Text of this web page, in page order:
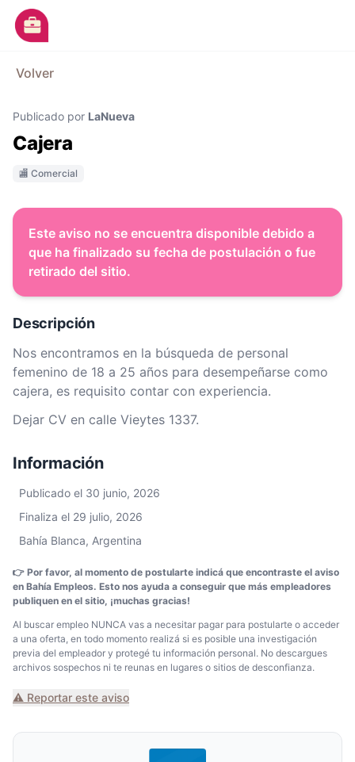
Ir al contenido principal
Categorías
Empresas
Blog
Dejá tu CV
Volver
Publicado por LaNueva
Cajera
🏬 Comercial
Este aviso no se encuentra disponible debido a
que ha finalizado su fecha de postulación o fue
retirado del sitio.
Descripción
Nos encontramos en la búsqueda de personal
femenino de 18 a 25 años para desempeñarse como
cajera, es requisito contar con experiencia.
Dejar CV en calle Vieytes 1337.
Información
Publicado el 30 junio, 2026
Finaliza el 29 julio, 2026
Bahía Blanca, Argentina
👉 Por favor, al momento de postularte indicá que encontraste el aviso
en Bahía Empleos. Esto nos ayuda a conseguir que más empleadores
publiquen en el sitio, ¡muchas gracias!
Al buscar empleo NUNCA vas a necesitar pagar para postularte o acceder
a una oferta, en todo momento realizá si es posible una investigación
previa del empleador y protegé tu información personal. No descargues
archivos sospechos ni te reunas en lugares o sitios de desconfianza.
⚠️ Reportar este aviso